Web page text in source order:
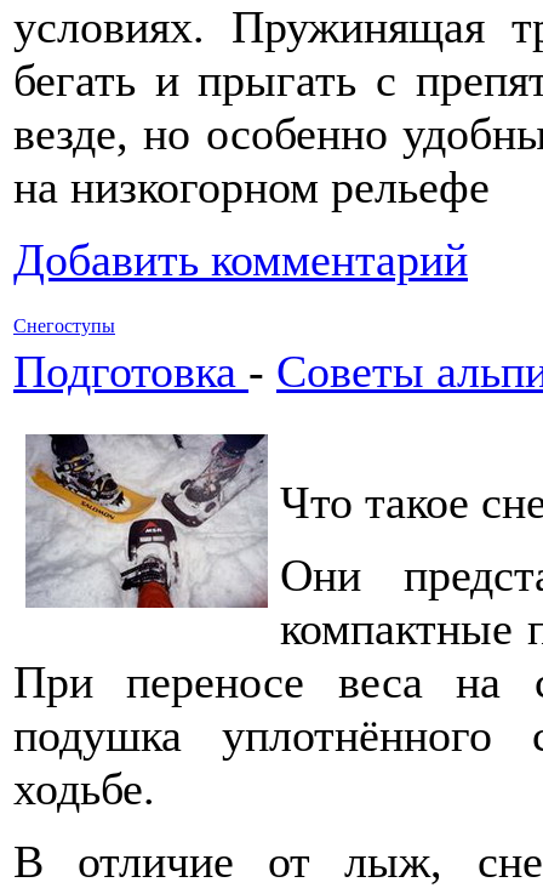
условиях. Пружинящая
бегать и прыгать с
везде, но особенно
на низкогорном рельефе
Добавить комментарий
Снегоступы
Подготовка - Советы
Что такое
Они
компактные
При переносе веса на
подушка
ходьбе.
В отличие от лыж,